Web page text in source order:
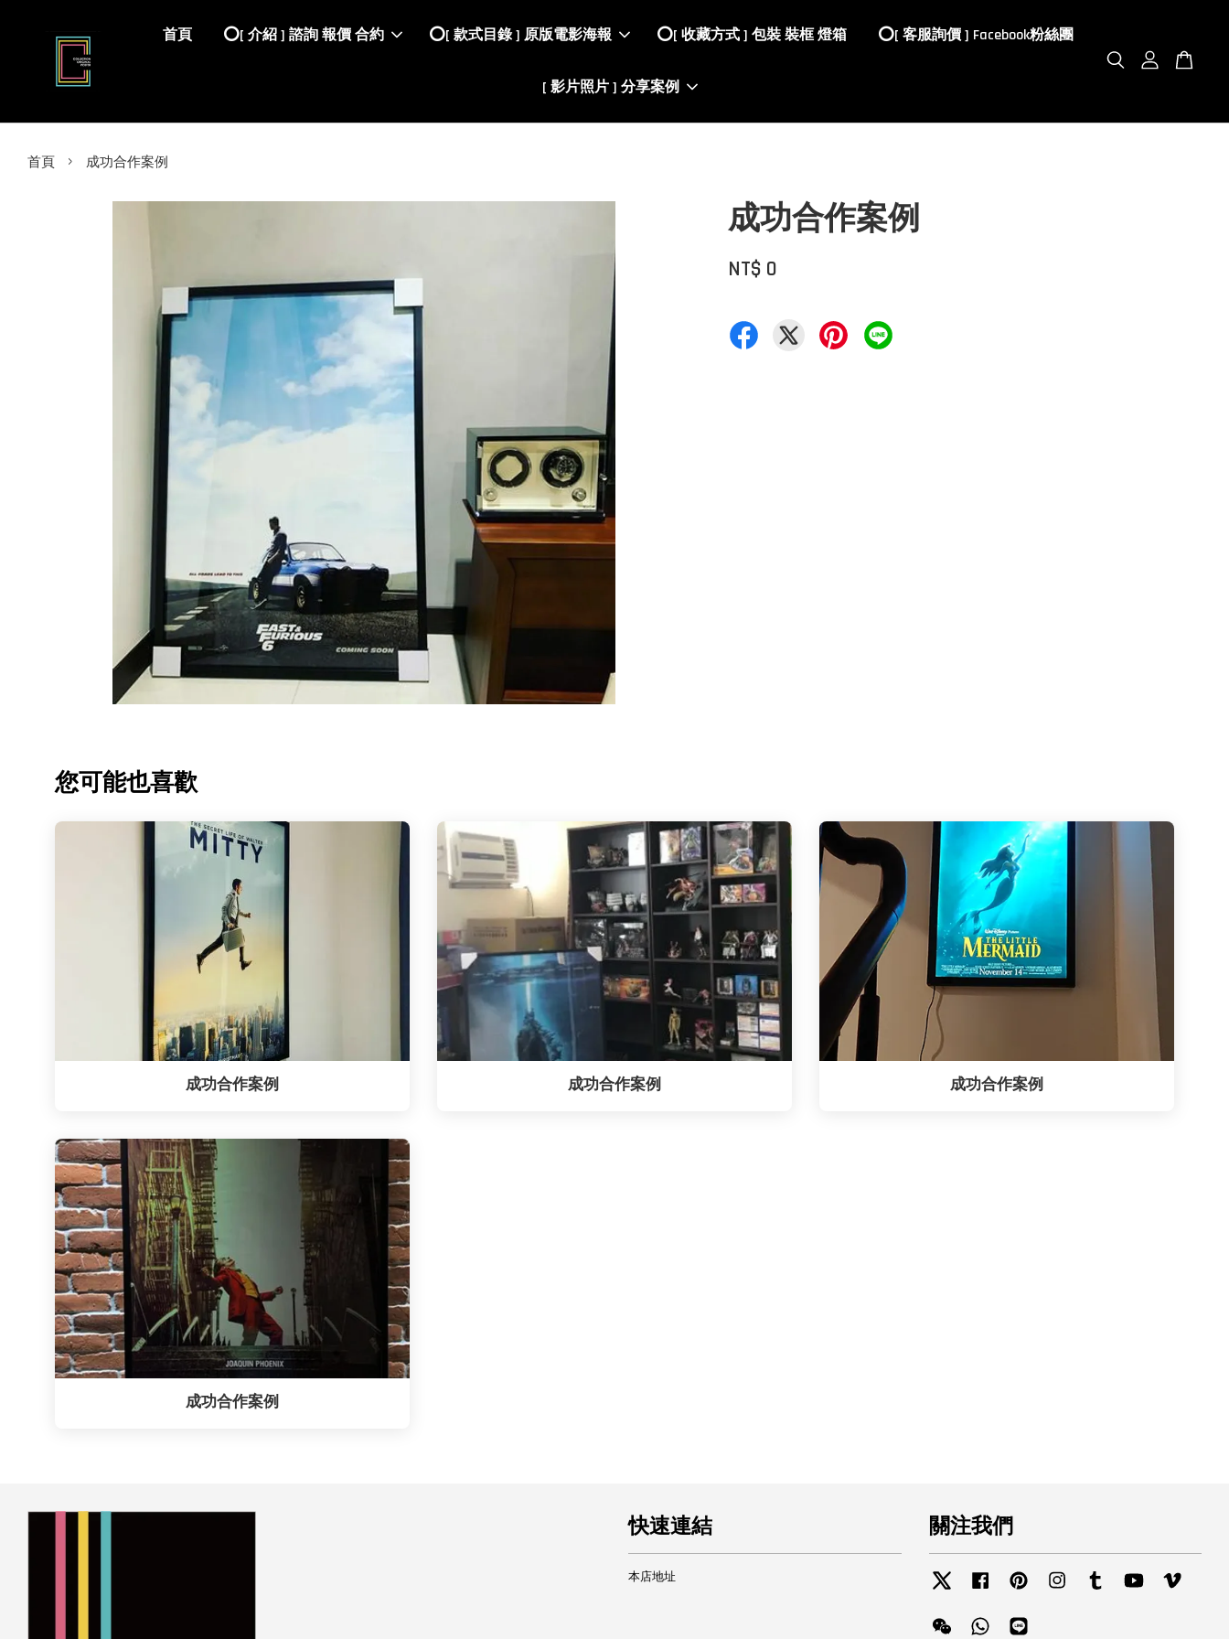
首頁 ⭕️[ 介紹 ] 諮詢 報價 合約 ⭕️[ 款式目錄 ] 原版電影海報 ⭕️[ 收藏方式 ] 包裝 裝框 燈箱 ⭕️[ 客服詢價 ] Facebook粉絲團
[ 影片照片 ] 分享案例
首頁 › 成功合作案例
成功合作案例
NT$ 0
您可能也喜歡
成功合作案例 成功合作案例 成功合作案例
成功合作案例
快速連結
本店地址
關注我們
Twitter Facebook Pinterest InstagramTumblr YouTube
Wechat Whatsapp